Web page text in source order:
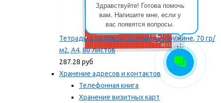
Здравствуйте! Готова помочь
вам. Напишите мне, если у
вас появятся вопросы.
Тетрадь для левши Brunnen, на пружине, 70 гр/
м2, А4, 80 листов
287.28 руб
Хранение адресов и контактов
Телефонная книга
Хранение визитных карт